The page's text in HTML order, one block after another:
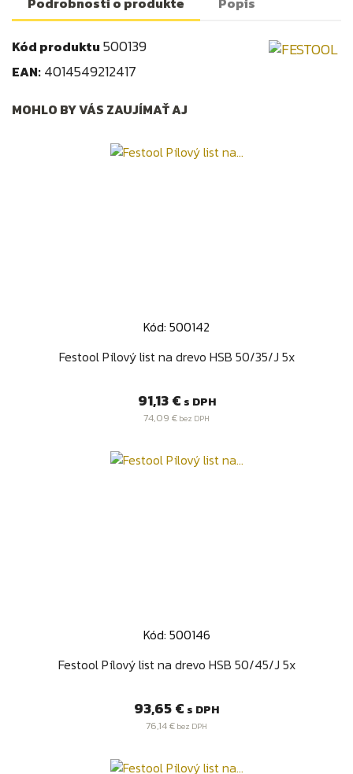
Kód produktu 500139
EAN: 4014549212417
MOHLO BY VÁS ZAUJÍMAŤ AJ
Kód: 500142
Festool Pílový list na drevo HSB 50/35/J 5x
Cena
91,13 € s DPH
74,09 € bez DPH
Kód: 500146
Festool Pílový list na drevo HSB 50/45/J 5x
Cena
93,65 € s DPH
76,14 € bez DPH